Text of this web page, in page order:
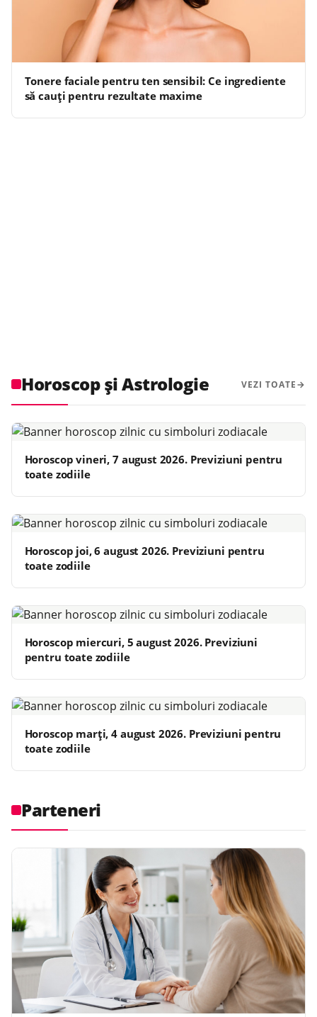
Tonere faciale pentru ten sensibil: Ce ingrediente
să cauți pentru rezultate maxime
Horoscop și Astrologie VEZI TOATE
Horoscop vineri, 7 august 2026. Previziuni pentru
toate zodiile
Horoscop joi, 6 august 2026. Previziuni pentru
toate zodiile
Horoscop miercuri, 5 august 2026. Previziuni
pentru toate zodiile
Horoscop marți, 4 august 2026. Previziuni pentru
toate zodiile
Parteneri